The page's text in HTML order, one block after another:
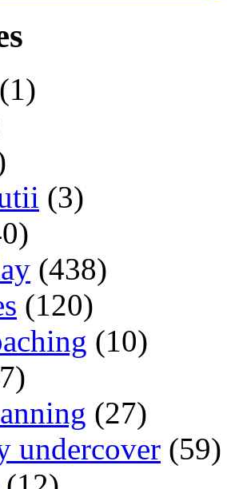
(1)
(3)
(438)
(120)
(10)
(27)
undercover (59)